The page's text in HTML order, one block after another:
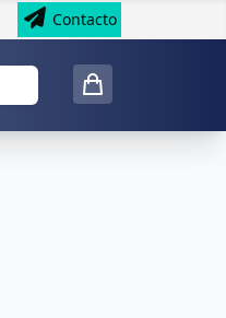
Contacto